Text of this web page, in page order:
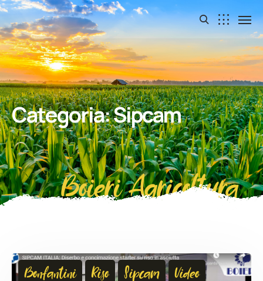
Categoria:Sipcam
Boieri Agricoltura
Bonfantini Riso Sipcam Video